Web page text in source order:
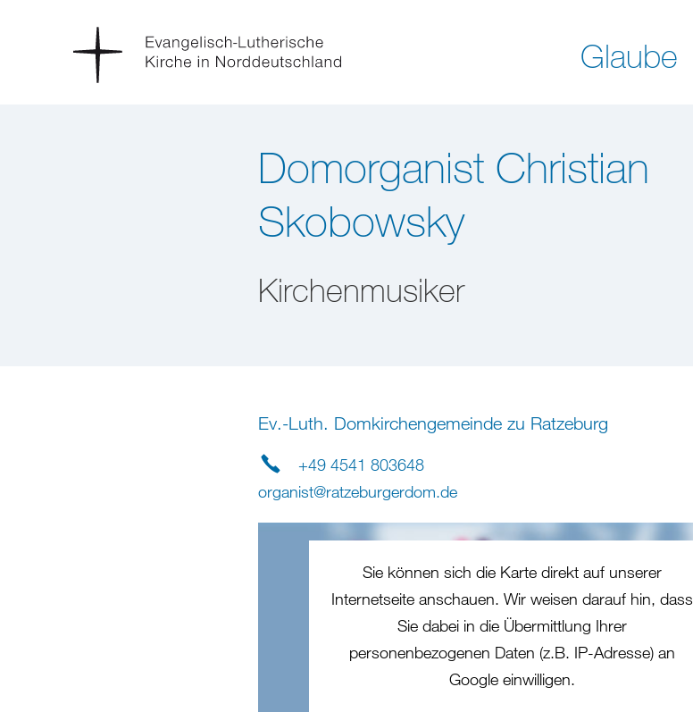
Glaube
Domorganist Christian
Skobowsky
Kirchenmusiker
Ev.-Luth. Domkirchengemeinde zu Ratzeburg
+49 4541 803648
organist@ratzeburgerdom.de
Sie können sich die Karte direkt auf unserer
Internetseite anschauen. Wir weisen darauf hin, dass
Sie dabei in die Übermittlung Ihrer
personenbezogenen Daten (z.B. IP-Adresse) an
Google einwilligen.